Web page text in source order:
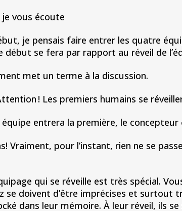
vous écoute
je pensais faire entrer les quatre
début se fera par rapport au réveil de
met un terme à la discussion.
! Les premiers humains se
entrera la première, le concepteur
pour l’instant, rien ne se passe
qui se réveille est très spécial.
se doivent d’être imprécises et
dans leur mémoire. À leur réveil, ils